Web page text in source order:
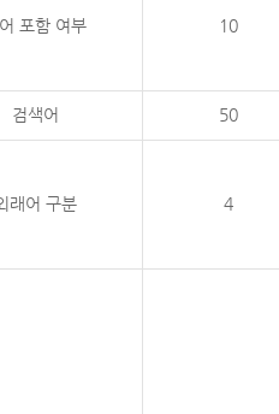
포함 여부 10
검색어 50
래어 구분 4